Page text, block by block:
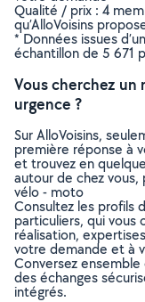
Qualité / prix : 4
qu’AlloVoisins
* Données issues
échantillon de 5 671
Vous cherchez
urgence ?
Sur AlloVoisins,
première réponse à
et trouvez en
autour de chez
vélo - moto
Consultez les profils
particuliers, qui
réalisation,
votre demande et à
Conversez
des échanges
intégrés.